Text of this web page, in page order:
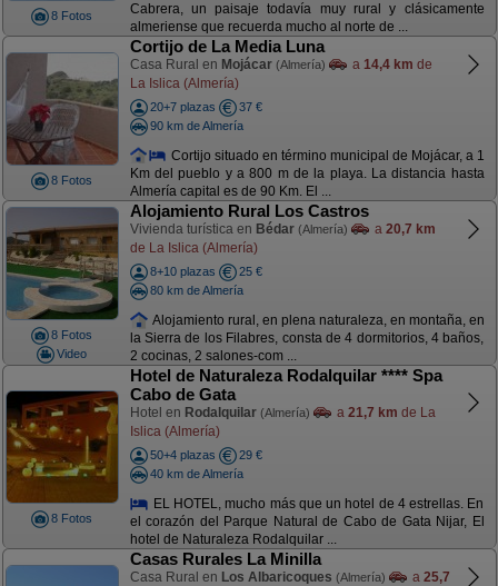
8 Fotos
Cabrera, un paisaje todavía muy rural y clásicamente
almeriense que recuerda mucho al norte de ...
8 Fotos
Cortijo de La Media Luna
Casa Rural en Mojácar (Almería) a 14,4 km de
La Islica (Almería)
20+7 plazas
37 €
90 km de Almería
Cortijo situado en término municipal de Mojácar, a 1
Km del pueblo y a 800 m de la playa. La distancia hasta
Almería capital es de 90 Km. El ...
8 Fotos
Video
Alojamiento Rural Los Castros
Vivienda turística en Bédar (Almería) a 20,7 km
de La Islica (Almería)
8+10 plazas
25 €
80 km de Almería
Alojamiento rural, en plena naturaleza, en montaña, en
la Sierra de los Filabres, consta de 4 dormitorios, 4 baños,
2 cocinas, 2 salones-com ...
8 Fotos
Hotel de Naturaleza Rodalquilar **** Spa
Cabo de Gata
Hotel en Rodalquilar (Almería) a 21,7 km de La
Islica (Almería)
50+4 plazas
29 €
40 km de Almería
EL HOTEL, mucho más que un hotel de 4 estrellas. En
el corazón del Parque Natural de Cabo de Gata Nijar, El
hotel de Naturaleza Rodalquilar ...
Casas Rurales La Minilla
Casa Rural en Los Albaricoques (Almería) a 25,7